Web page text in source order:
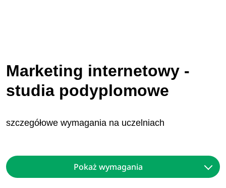
Marketing internetowy -
studia podyplomowe
szczegółowe wymagania na uczelniach
Pokaż wymagania